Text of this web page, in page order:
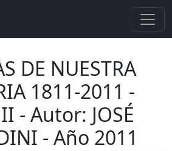
DE NUESTRA
1811-2011 -
- Autor: JOSÉ
- Año 2011